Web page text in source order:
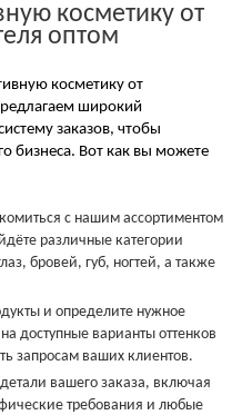
косметику от
оптом
косметику от
широкий
заказов, чтобы
бизнеса. Вот как вы можете
с нашим ассортиментом
различные категории
бровей, губ, ногтей, а также
и определите нужное
доступные варианты оттенков
запросам ваших клиентов.
вашего заказа, включая
требования и любые